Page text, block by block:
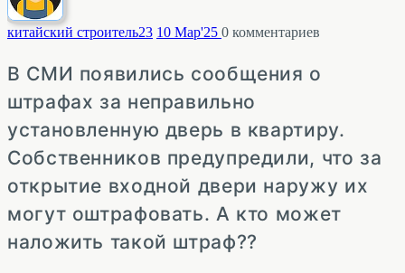
китайский строитель23 10 Мар'25 0 комментариев
В СМИ появились сообщения о
штрафах за неправильно
установленную дверь в квартиру.
Собственников предупредили, что за
открытие входной двери наружу их
могут оштрафовать. А кто может
наложить такой штраф??